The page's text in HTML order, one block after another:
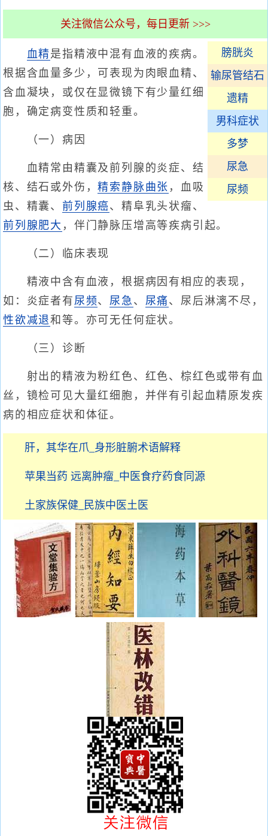
关注微信公众号，每日更新 >>>
膀胱炎
输尿管结石
遗精
男科症状
多梦
尿急
尿频
血精是指精液中混有血液的疾病。
根据含血量多少，可表现为肉眼血精、
含血凝块，或仅在显微镜下有少量红细
胞，确定病变性质和轻重。
（一）病因
血精常由精囊及前列腺的炎症、结
核、结石或外伤，精索静脉曲张 ，血吸
虫、精囊、 前列腺癌 、精阜乳头状瘤、
前列腺肥大 ，伴门静脉压增高等疾病引起。
（二）临床表现
精液中含有血液，根据病因有相应的表现，
如：炎症者有 尿频、 尿急 、 尿痛 、尿后淋漓不尽，
性欲减退和等。亦可无任何症状。
（三）诊断
射出的精液为粉红色、红色、棕红色或带有血
丝，镜检可见大量红细胞，并伴有引起血精原发疾
病的相应症状和体征。
肝，其华在爪_身形脏腑术语解释
苹果当药 远离肿瘤_中医食疗药食同源
土家族保健_民族中医土医